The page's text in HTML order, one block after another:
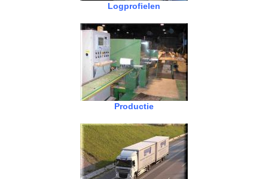
Logprofielen
Productie